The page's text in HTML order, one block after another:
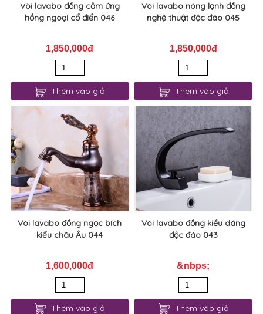
Vòi lavabo đồng cảm ứng
hồng ngoại cổ điển 046
1,850,000đ
Thêm vào giỏ
Vòi lavabo nóng lạnh đồng
nghệ thuật độc đáo 045
1,850,000đ
Thêm vào giỏ
Vòi lavabo đồng ngọc bích
kiểu châu Âu 044
1,600,000đ
Thêm vào giỏ
Vòi lavabo đồng kiểu dáng
độc đáo 043
&nbps;
Thêm vào giỏ